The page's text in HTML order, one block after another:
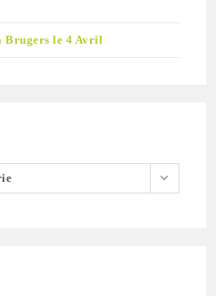
Brugers le 4 Avril